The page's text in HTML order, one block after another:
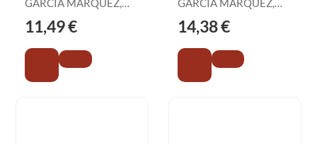
GARCÍA MÁRQUEZ,
11,49 €
GARCIA MARQUEZ,
14,38 €